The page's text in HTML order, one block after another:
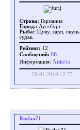
Страна: Германия
Город.: Аугсбург
Рыба: Щуку, карп, окунь
судак.
Рейтинг: 12
Сообщений: 86
Информация: Aнкета
29.01.2010 12:35
Ruslan71